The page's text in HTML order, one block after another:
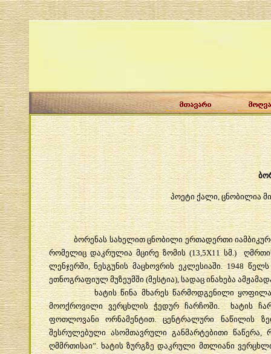
პოეტი ქალი, ცნობილია
ბორენას სახელით ცნობილი ერთადერთი იამბიკური
რომელიც დაკრულია მცირე ზომის (13,5X11 სმ.)
ლენჯერში, ნესგუნის მაცხოვრის ეკლესიაში. 1948
ეთნოგრაფიულ მუზეუმში (მესტია), სადაც ინახება
ხატის წინა მხარეს წარმოდგენილი ყოფილა
მოოქროვილი ვერცხლის ჭედურ ჩარჩოში. ხატის
ფოთლოვანი ორნამენტით. ცენტრალური ნაწილის
შესრულებული ასომთავრული განმარტებითი
ღმმრთისაი”. ხატის ზურგზე დაკრული მთლიანი